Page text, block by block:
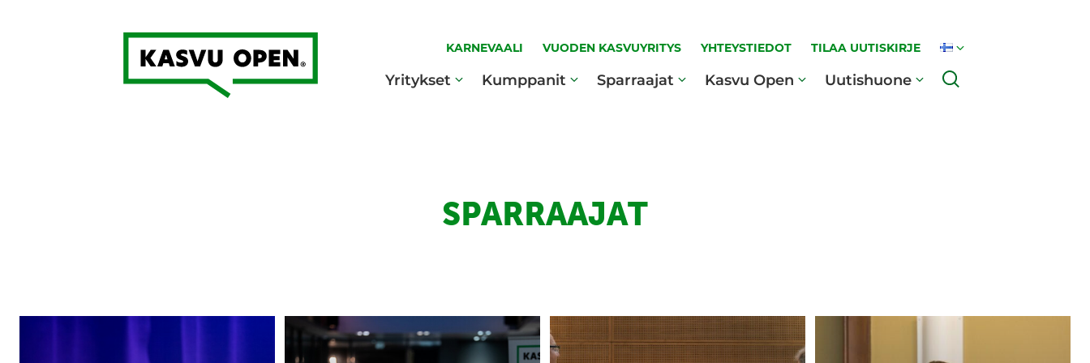
Kasvu Open
KARNEVAALI VUODEN KASVUYRITYS YHTEYSTIEDOT TILAA UUTISKIRJE
Yritykset Kumppanit Sparraajat Kasvu Open Uutishuone
SPARRAAJAT
Sparraajien
vapaaehtoisverkostoon
Sparraajien
sydän